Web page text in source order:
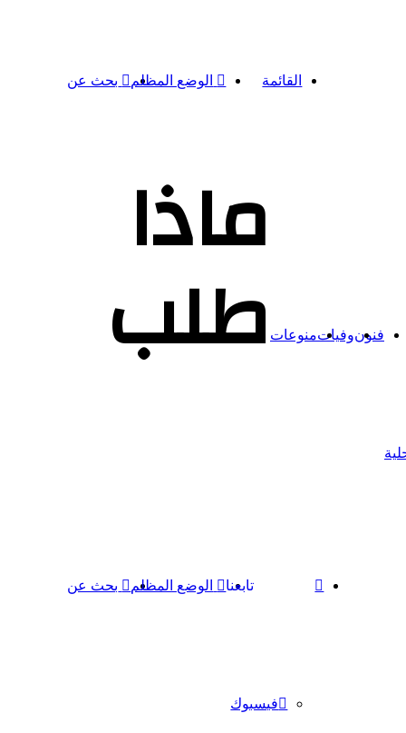
بحث عن الوضع المظلم القائمة
فنونوفياتمنوعات
بحث عن الوضع المظلم تابعنا
فيسبوك
ماذا
طلب